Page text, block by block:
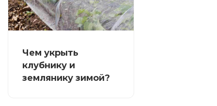
Чем укрыть
клубнику и
землянику зимой?